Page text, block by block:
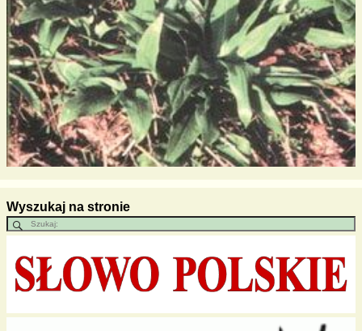
Wyszukaj na stronie